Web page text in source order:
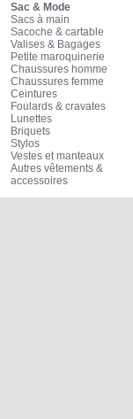
Sac & Mode
Sacs à main
Sacoche & cartable
Valises & Bagages
Petite maroquinerie
Chaussures homme
Chaussures femme
Ceintures
Foulards & cravates
Lunettes
Briquets
Stylos
Vestes et manteaux
Autres vêtements &
accessoires